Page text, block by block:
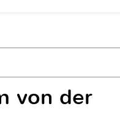
von der